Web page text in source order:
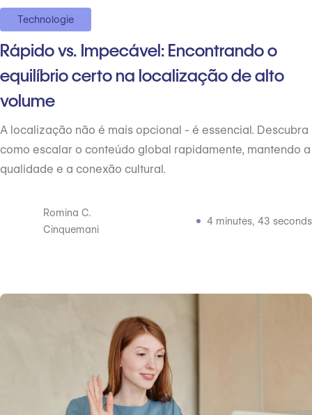
Technologie
Rápido vs. Impecável: Encontrando o
equilíbrio certo na localização de alto
volume
A localização não é mais opcional - é essencial. Descubra
como escalar o conteúdo global rapidamente, mantendo a
qualidade e a conexão cultural.
Romina C.
Cinquemani
4 minutes, 43 seconds